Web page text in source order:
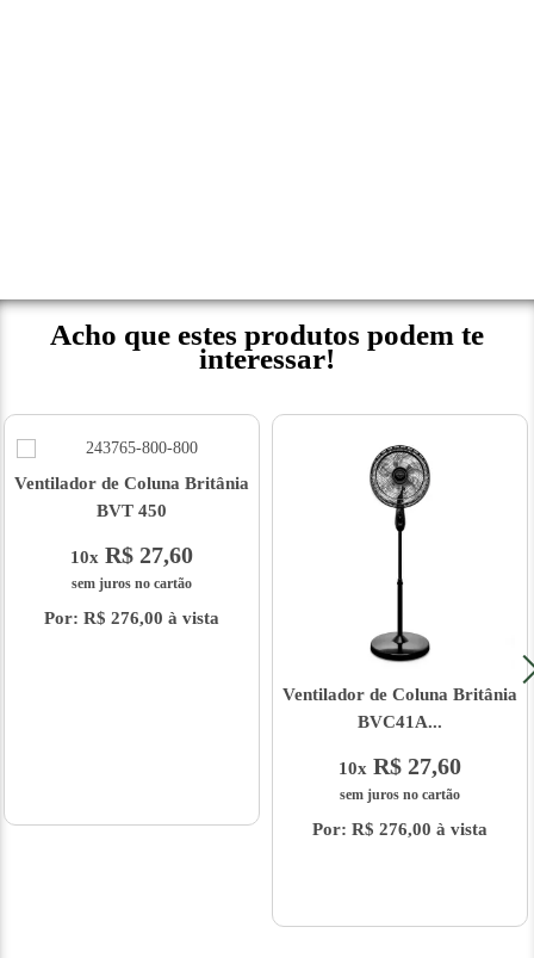
Acho que estes produtos podem te
interessar!
Ventilador de Coluna Britânia
BVT 450
10x R$ 27,60
sem juros no cartão
Por: R$ 276,00 à vista
Ventilador de Coluna Britânia
BVC41A...
10x R$ 27,60
sem juros no cartão
Por: R$ 276,00 à vista